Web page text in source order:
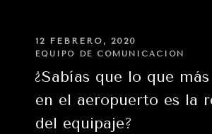
por
tu
salud:
medidas
preventivas
frente
PUBLICADO
EN
12 FEBRERO, 2020
EQUIPO DE COMUNICACIÓN
¿Sabías que lo que
en el aeropuerto es la
del equipaje?